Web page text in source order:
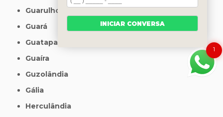
Guarulhos
Guará
Guatapará
Guaíra
Guzolândia
Gália
Herculândia
1
INICIAR CONVERSA